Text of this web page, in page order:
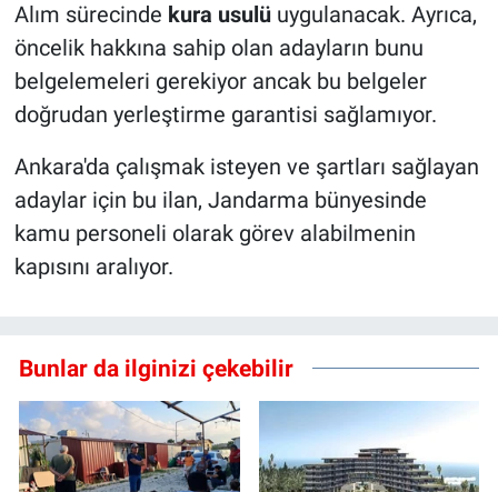
Alım sürecinde kura usulüuygulanacak. Ayrıca,
öncelik hakkına sahip olan adayların bunu
belgelemeleri gerekiyor ancak bu belgeler
doğrudan yerleştirme garantisi sağlamıyor.
Ankara'da çalışmak isteyen ve şartları sağlayan
adaylar için bu ilan, Jandarma bünyesinde
kamu personeli olarak görev alabilmenin
kapısını aralıyor.
Bunlar da ilginizi çekebilir